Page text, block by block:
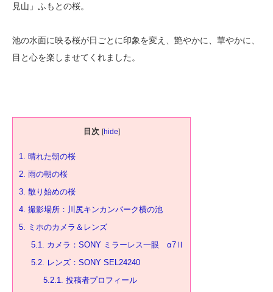
見山」ふもとの桜。
池の水面に映る桜が日ごとに印象を変え、艶やかに、華やかに、
目と心を楽しませてくれました。
目次 [hide]
1. 晴れた朝の桜
2. 雨の朝の桜
3. 散り始めの桜
4. 撮影場所：川尻キンカンパーク横の池
5. ミホのカメラ＆レンズ
5.1. カメラ：SONY ミラーレス一眼 α7Ⅱ
5.2. レンズ：SONY SEL24240
5.2.1. 投稿者プロフィール